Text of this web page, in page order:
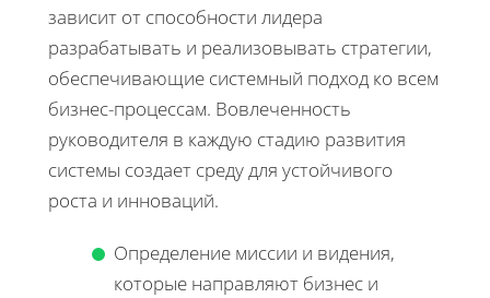
зависит от способности лидера
разрабатывать и реализовывать стратегии,
обеспечивающие системный подход ко всем
бизнес-процессам. Вовлеченность
руководителя в каждую стадию развития
системы создает среду для устойчивого
роста и инноваций.
Определение миссии и видения,
которые направляют бизнес и